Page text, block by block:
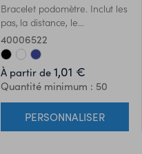
Bracelet podomètre. Inclut les
pas, la distance, le
chronomètre et compteur de
calories. 1 pile AG10 incluse.
40006522
À partir de 1,01 €
Quantité minimum : 50
PERSONNALISER